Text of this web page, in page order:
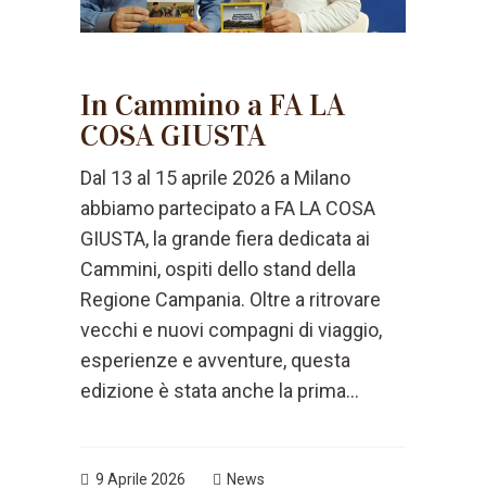
In Cammino a FA LA
COSA GIUSTA
Dal 13 al 15 aprile 2026 a Milano
abbiamo partecipato a FA LA COSA
GIUSTA, la grande fiera dedicata ai
Cammini, ospiti dello stand della
Regione Campania. Oltre a ritrovare
vecchi e nuovi compagni di viaggio,
esperienze e avventure, questa
edizione è stata anche la prima...
9 Aprile 2026 News